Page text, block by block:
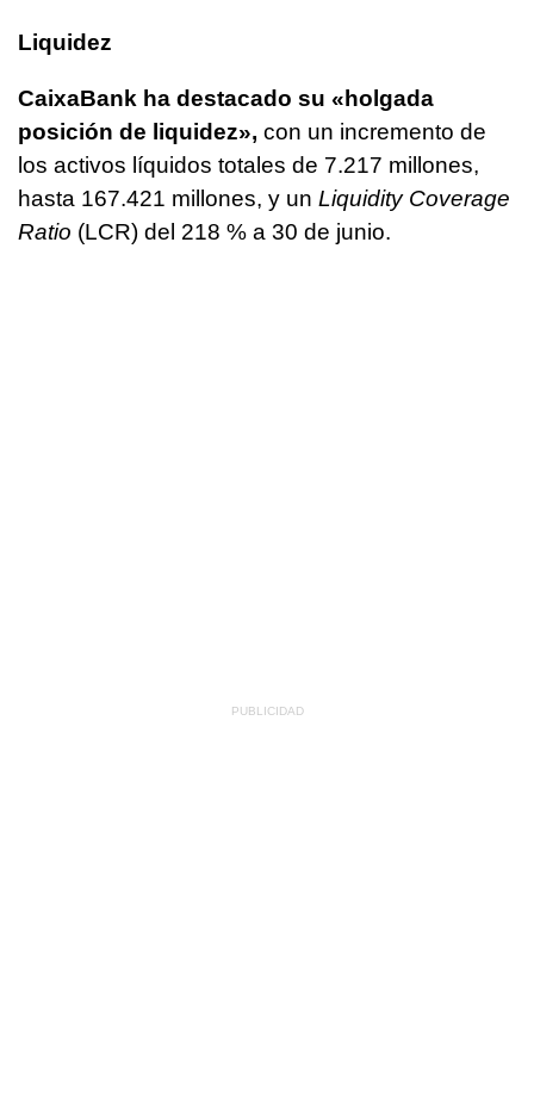
Liquidez
CaixaBank ha destacado su «holgada
posición de liquidez», con un incremento de
los activos líquidos totales de 7.217 millones,
hasta 167.421 millones, y un Liquidity Coverage
Ratio (LCR) del 218 % a 30 de junio.